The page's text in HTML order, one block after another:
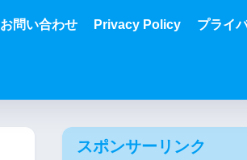
お問い合わせ Privacy Policy プライ
スポンサーリンク